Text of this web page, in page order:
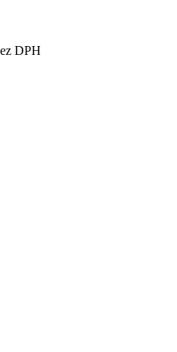
DPH